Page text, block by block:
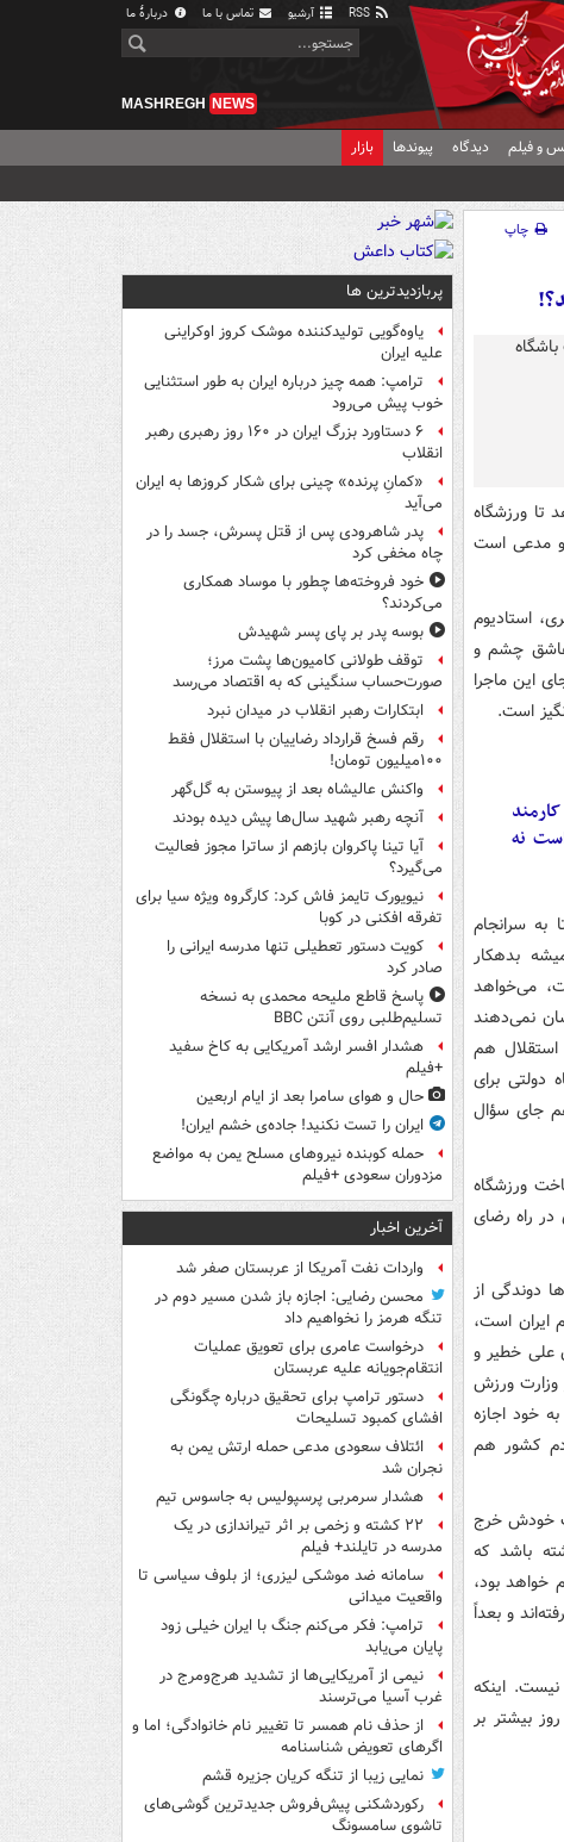
آرشیو تماس با ما دربارهٔ ما
MASHREGH NEWS
و فیلم دیدگاه پیوندها بازار
چاپ
تا ورزشگاه
و مدعی است
و بعد بروید به جای ورزشگاه ۴۰ هزار نفری، استادیوم
عاشق چشم و
این ماجرا
است.
است نه
به سرانجام
بدهکار
می‌خواهد
نمی‌دهند
هم
دولتی برای
جای سؤال
ورزشگاه
راه رضای
دوندگی از
ایران است،
علی خطیر و
وزارت ورزش
خود اجازه
کشور هم
خودش خرج
باشد که
خواهد بود،
و بعداً
اینکه
بیشتر بر
پربازدیدترین ها
یاوه‌گویی تولیدکننده موشک کروز اوکراینی
علیه ایران
ترامپ: همه چیز درباره ایران به طور استثنایی
خوب پیش می‌رود
۶ دستاورد بزرگ ایران در ۱۶۰ روز رهبری رهبر
انقلاب
«کمانِ پرنده» چینی برای شکار کروزها به ایران
می‌آید
پدر شاهرودی پس از قتل پسرش، جسد را در
چاه مخفی کرد
خود فروخته‌ها چطور با موساد همکاری
می‌کردند؟
بوسه‌ پدر بر پای پسر شهیدش
توقف طولانی کامیون‌ها پشت مرز؛
صورت‌حساب سنگینی که به اقتصاد می‌رسد
ابتکارات رهبر انقلاب در میدان نبرد
رقم فسخ قرارداد رضاییان با استقلال فقط
۱۰۰میلیون تومان!
واکنش عالیشاه بعد از پیوستن به گل‌گهر
آنچه رهبر شهید سال‌ها پیش دیده بودند
آیا تینا پاکروان بازهم از ساترا مجوز فعالیت
می‌گیرد؟
نیویورک تایمز فاش کرد: کارگروه ویژه سیا برای
تفرقه افکنی در کوبا
کویت دستور تعطیلی تنها مدرسه ایرانی را
صادر کرد
پاسخ قاطع ملیحه محمدی به نسخه
تسلیم‌طلبی روی آنتن BBC
هشدار افسر ارشد آمریکایی به کاخ سفید
+فیلم
حال و هوای سامرا بعد از ایام اربعین
ایران را تست نکنید! جاده‌ی خشم ایران!
حمله کوبنده نیروهای مسلح یمن به مواضع
مزدوران سعودی +فیلم
آخرین اخبار
واردات نفت آمریکا از عربستان صفر شد
محسن رضایی: اجازه باز شدن مسیر دوم در
تنگه هرمز را نخواهیم داد
درخواست عامری برای تعویق عملیات
انتقام‌جویانه علیه عربستان
دستور ترامپ برای تحقیق درباره چگونگی
افشای کمبود تسلیحات
ائتلاف سعودی مدعی حمله ارتش یمن به
نجران شد
هشدار سرمربی پرسپولیس به جاسوس تیم
۲۲ کشته و زخمی بر اثر تیراندازی در یک
مدرسه در تایلند+ فیلم
سامانه ضد موشکی لیزری؛ از بلوف سیاسی تا
واقعیت میدانی
ترامپ: فکر می‌کنم جنگ با ایران خیلی زود
پایان می‌یابد
نیمی از آمریکایی‌ها از تشدید هرج‌ومرج در
غرب آسیا می‌ترسند
از حذف نام همسر تا تغییر نام خانوادگی؛ اما و
اگرهای تعویض شناسنامه
نمایی زیبا از تنگه کریان جزیره قشم
رکوردشکنی پیش‌فروش جدیدترین گوشی‌های
تاشوی سامسونگ